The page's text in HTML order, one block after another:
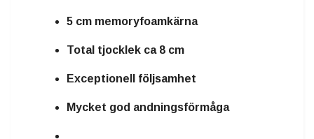
5 cm memoryfoamkärna
Total tjocklek ca 8 cm
Exceptionell följsamhet
Mycket god andningsförmåga